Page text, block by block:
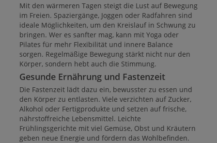
Mit den wärmeren Tagen steigt die Lust auf Bewegung
im Freien. Spaziergänge, Joggen oder Radfahren sind
ideale Möglichkeiten, um den Kreislauf in Schwung zu
bringen. Wer es sanfter mag, kann mit Yoga oder
Pilates für mehr Flexibilität und innere Balance
sorgen. Regelmäßige Bewegung stärkt nicht nur den
Körper, sondern hebt auch die Stimmung.
Gesunde Ernährung und Fastenzeit
Die Fastenzeit lädt dazu ein, bewusster zu essen und
den Körper zu entlasten. Viele verzichten auf Zucker,
Alkohol oder Fertigprodukte und setzen auf frische,
nährstoffreiche Lebensmittel. Leichte
Frühlingsgerichte mit viel Gemüse, Obst und Kräutern
geben neue Energie und fördern das Wohlbefinden.